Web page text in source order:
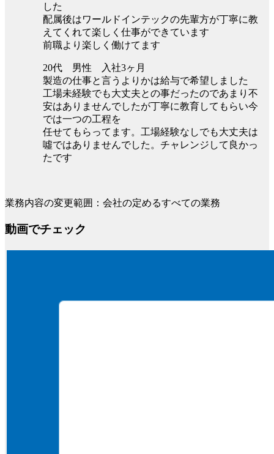
した
配属後はワールドインテックの先輩方が丁寧に教
えてくれて楽しく仕事ができています
前職より楽しく働けてます
20代 男性 入社3ヶ月
製造の仕事と言うよりかは給与で希望しました
工場未経験でも大丈夫との事だったのであまり不
安はありませんでしたが丁寧に教育してもらい今
では一つの工程を
任せてもらってます。工場経験なしでも大丈夫は
噓ではありませんでした。チャレンジして良かっ
たです
業務内容の変更範囲：会社の定めるすべての業務
動画でチェック